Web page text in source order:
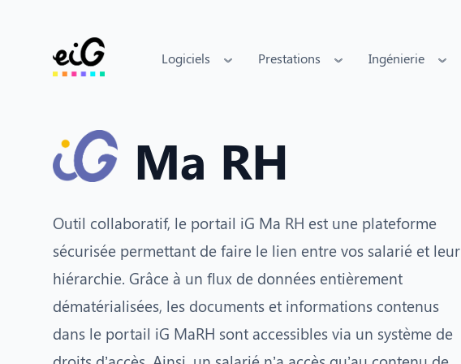
Logiciels Prestations Ingénierie
Ma RH
Outil collaboratif, le portail iG Ma RH est une plateforme
sécurisée permettant de faire le lien entre vos salarié et leur
hiérarchie. Grâce à un flux de données entièrement
dématérialisées, les documents et informations contenus
dans le portail iG MaRH sont accessibles via un système de